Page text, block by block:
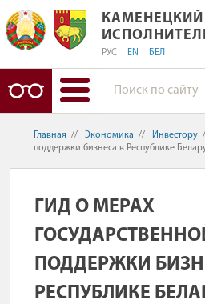
КАМЕНЕЦКИЙ
РУС EN БЕЛ
Главная // Экономика // Инвестору
поддержки бизнеса в Республике
ГИД О МЕРАХ
ПОДДЕРЖКИ
РЕСПУБЛИКЕ